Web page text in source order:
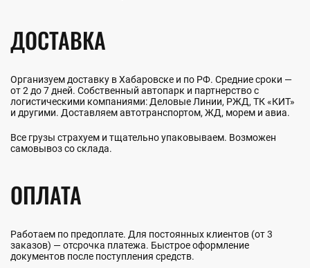
ДОСТАВКА
Организуем доставку в Хабаровске и по РФ. Средние сроки —
от 2 до 7 дней. Собственный автопарк и партнерство с
логистическими компаниями: Деловые Линии, РЖД, ТК «КИТ»
и другими. Доставляем автотранспортом, ЖД, морем и авиа.
Все грузы страхуем и тщательно упаковываем. Возможен
самовывоз со склада.
ОПЛАТА
Работаем по предоплате. Для постоянных клиентов (от 3
заказов) — отсрочка платежа. Быстрое оформление
документов после поступления средств.